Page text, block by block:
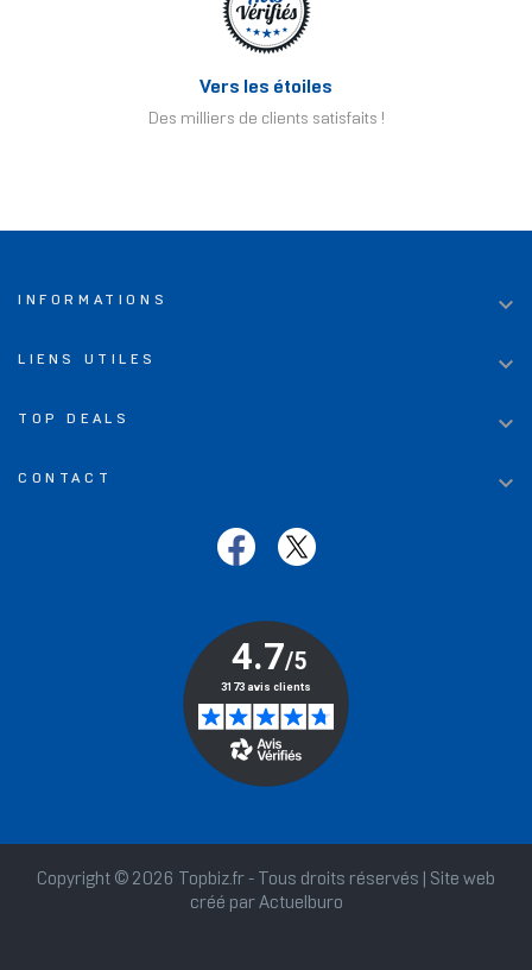
Vers les étoiles
Des milliers de clients satisfaits !
INFORMATIONS 
LIENS UTILES 
TOP DEALS 
CONTACT 
Copyright © 2026 Topbiz.fr - Tous droits réservés | Site web
créé par Actuelburo